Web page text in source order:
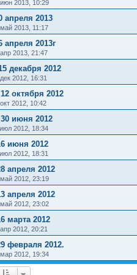
2013, 10:29
апреля 2013
2013, 11:17
апреля 2013г
2013, 21:47
декабря 2012
2012, 16:31
октября 2012
2012, 10:42
июня 2012
2012, 18:34
июня 2012
2012, 18:31
апреля 2012
2012, 23:19
апреля 2012
2012, 23:02
марта 2012
2012, 20:21
февраля 2012.
2012, 19:34